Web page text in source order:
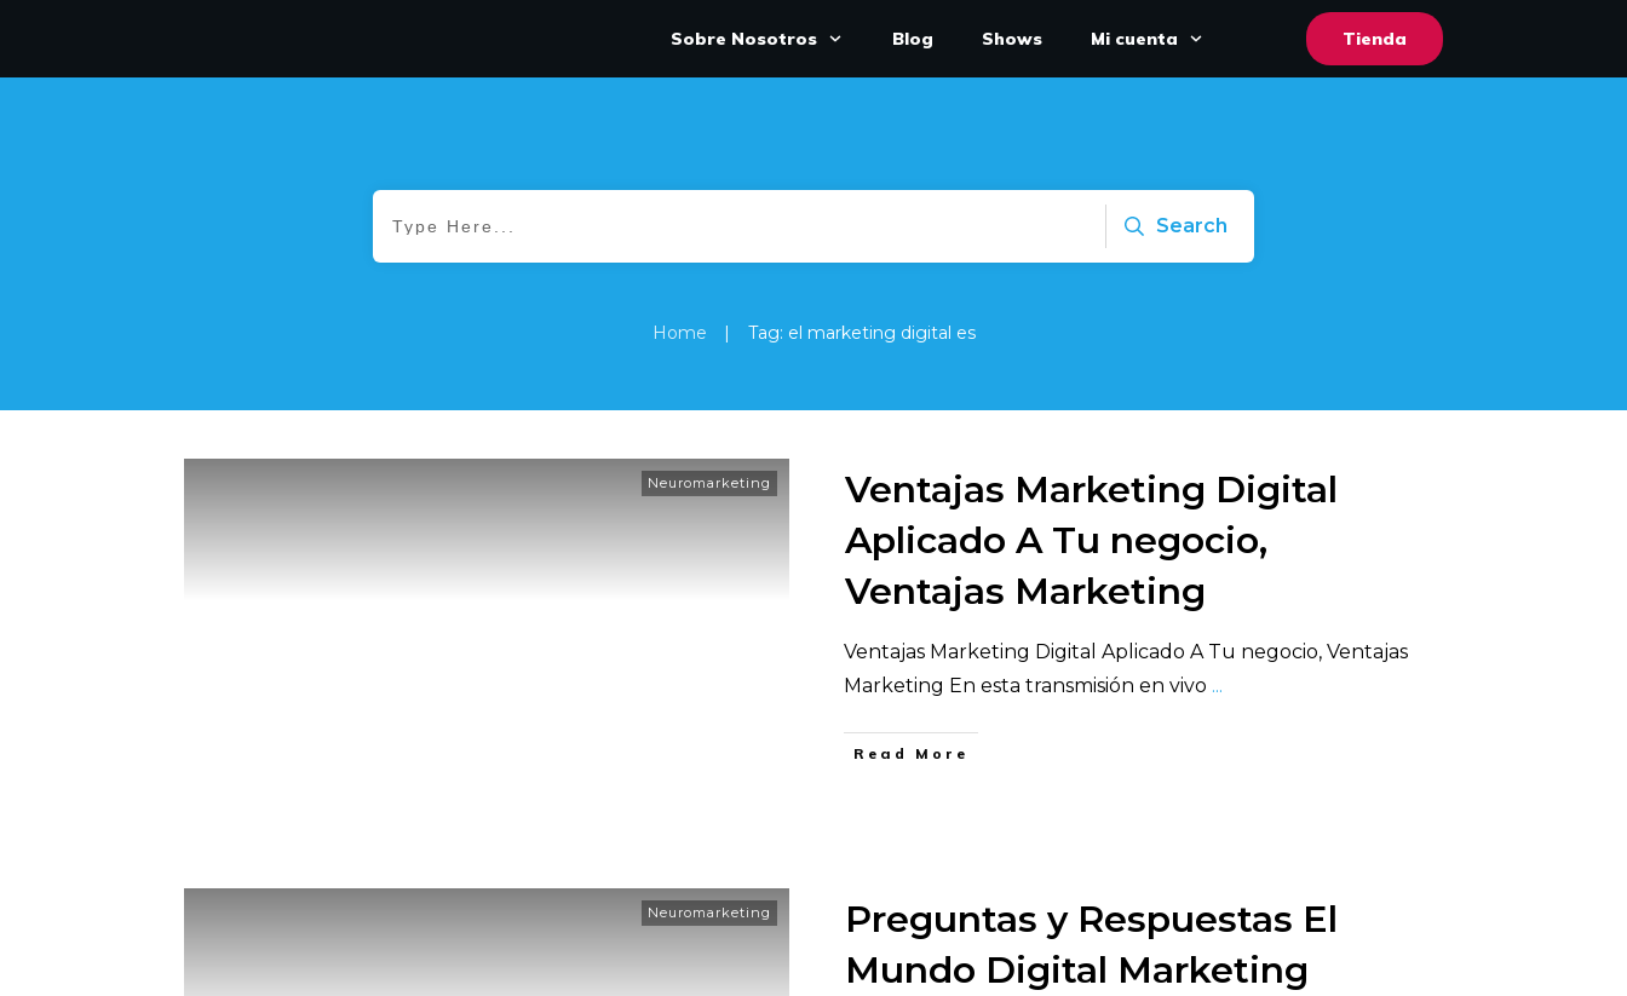
Sobre Nosotros Blog Shows Mi cuenta Tienda
Search
Home | Tag: el marketing digital es
Neuromarketing
Ventajas Marketing Digital
Aplicado A Tu negocio,
Ventajas Marketing
Ventajas Marketing Digital Aplicado A Tu negocio, Ventajas
Marketing En esta transmisión en vivo ...
​Read More
Neuromarketing
Preguntas y Respuestas El
Mundo Digital Marketing